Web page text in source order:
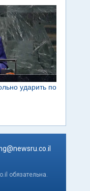
обязательна.